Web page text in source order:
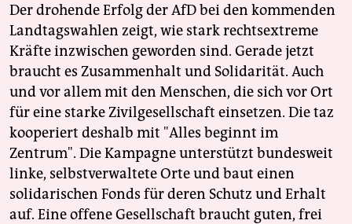
Der drohende Erfolg der AfD bei den kommenden
Landtagswahlen zeigt, wie stark rechtsextreme
Kräfte inzwischen geworden sind. Gerade jetzt
braucht es Zusammenhalt und Solidarität. Auch
und vor allem mit den Menschen, die sich vor Ort
für eine starke Zivilgesellschaft einsetzen. Die taz
kooperiert deshalb mit "Alles beginnt im
Zentrum". Die Kampagne unterstützt bundesweit
linke, selbstverwaltete Orte und baut einen
solidarischen Fonds für deren Schutz und Erhalt
auf. Eine offene Gesellschaft braucht guten, frei